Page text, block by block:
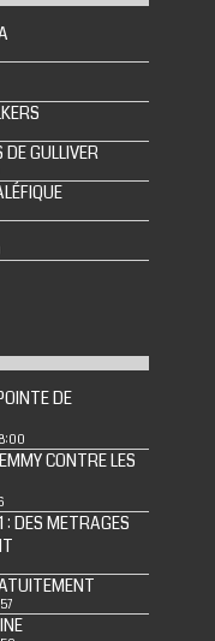
DE GULLIVER
DE
CONTRE LES
DES METRAGES